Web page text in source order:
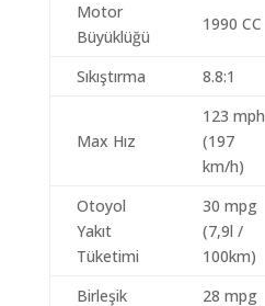
Motor
Büyüklüğü
1990 CC
Sıkıştırma 8.8:1
Max Hız
123 mph
(197
km/h)
Otoyol
Yakıt
Tüketimi
30 mpg
(7,9l /
100km)
Birleşik
28 mpg